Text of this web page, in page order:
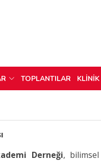
TOPLANTILAR
Derneği,